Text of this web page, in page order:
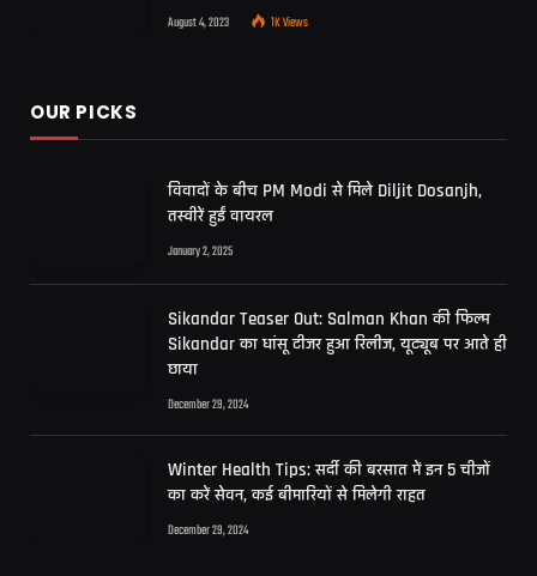
August 4, 2023 1KViews
OUR PICKS
विवादों के बीच PM Modi से मिले Diljit Dosanjh,
तस्वीरें हुईं वायरल
January 2, 2025
Sikandar Teaser Out: Salman Khan की फिल्म
Sikandar का धांसू टीजर हुआ रिलीज, यूट्यूब पर आते ही
छाया
December 29, 2024
Winter Health Tips: सर्दी की बरसात में इन 5 चीजों
का करें सेवन, कई बीमारियों से मिलेगी राहत
December 29, 2024